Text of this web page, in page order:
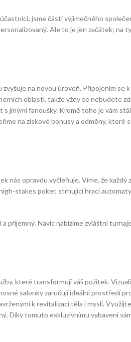
jsme částí výjimečného
Ale to je jen začátek; na
na novou úroveň. Připojením se
oblastí, takže vždy se nebudete
jinými fanoušky. Kromě toho je vám
na ziskové bonusy a odměny, které
nás opravdu vyčleňuje. Víme, že každý
stakes poker, strhující hrací
příjemný. Navíc nabízíme zvláštní
které transformují váš požitek.
salonky zaručují ideální prostředí
k revitalizaci těla i mysli.
Díky tomuto exkluzivnímu vybavení